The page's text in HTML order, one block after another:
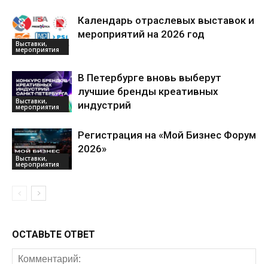
Выставки,
мероприятия
Календарь отраслевых выставок и
мероприятий на 2026 год
Выставки,
мероприятия
В Петербурге вновь выберут
лучшие бренды креативных
индустрий
Выставки,
мероприятия
Регистрация на «Мой Бизнес Форум
2026»
ОСТАВЬТЕ ОТВЕТ